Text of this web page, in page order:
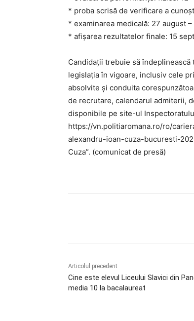
* proba scrisă de verificare a
* examinarea medicală: 27 august
* afișarea rezultatelor finale: 15
Candidații trebuie să
legislația în vigoare, inclusiv cele
absolvite și conduita
de recrutare, calendarul admiterii,
disponibile pe site-ul
https://vn.politiaromana.ro/ro/
alexandru-ioan-cuza-bucuresti-
Cuza”. (comunicat de presă)
Articolul precedent
Cine este elevul Liceului Slavici din
media 10 la bacalaureat